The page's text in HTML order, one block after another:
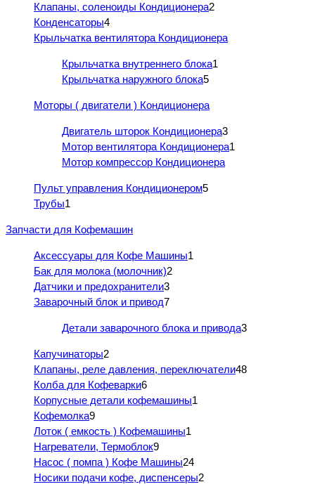
Клапаны, соленоиды Кондиционера2
Конденсаторы4
Крыльчатка вентилятора Кондиционера
Крыльчатка внутреннего блока1
Крыльчатка наружного блока5
Моторы ( двигатели ) Кондиционера
Двигатель шторок Кондиционера3
Мотор вентилятора Кондиционера1
Мотор компрессор Кондиционера
Пульт управления Кондиционером5
Трубы1
Запчасти для Кофемашин
Аксессуары для Кофе Машины1
Бак для молока (молочник)2
Датчики и предохранители3
Заварочный блок и привод7
Детали заварочного блока и привода3
Капучинаторы2
Клапаны, реле давления, переключатели48
Колба для Кофеварки6
Корпусные детали кофемашины1
Кофемолка9
Лоток ( емкость ) Кофемашины1
Нагреватели, Термоблок9
Насос ( помпа ) Кофе Машины24
Носики подачи кофе, диспенсеры2